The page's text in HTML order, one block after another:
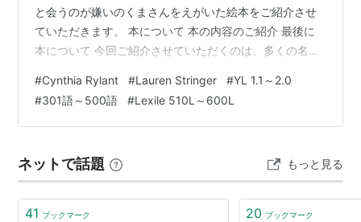
2006年9月24日、動向が注目される中、幕張メッ
セ・東京ゲームショウ2006イベントステージにて
楽曲「steal your misery」を披露。 また、来春発
表される携帯ゲームで、原作：井上尚登氏・イメ
ージソング：SCARECROWのプロジェクトも発表
される。
SCARECROW ストリーミングムービー プロフ
ィール
と会うのが嫌いのくまさんをえがいた絵本をご紹介させ
ていただきます。 本について 本の内容のご紹介 最後に
本について 今回ご紹介させていただくのは、多くの名作
Rylantさんが文を、Lauren Stringerさんがイラストを手
掛けた絵本、『Scarecrow』です。 YL 1.6～2.0程度 語
数は386語 Lexile: AD600Lの本です。 Scarecrow 作
#Cynthia Rylant #Lauren Stringer #YL 1.1～2.0
#301語～500語 #Lexile 510L～600L
ネットで話題 もっと見る
41 ブックマーク 20 ブックマーク